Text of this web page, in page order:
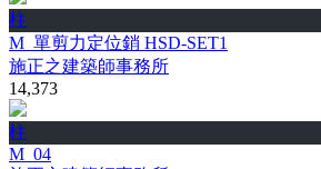
柱
M_單剪力定位銷 HSD-SET1
施正之建築師事務所
14,373
柱
M_04